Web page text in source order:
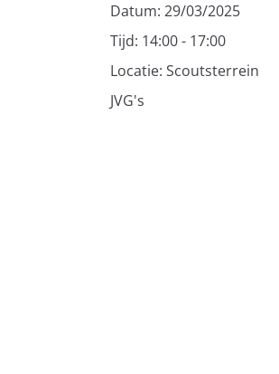
Datum: 29/03/2025
Tijd: 14:00 - 17:00
Locatie: Scoutsterrein
JVG's